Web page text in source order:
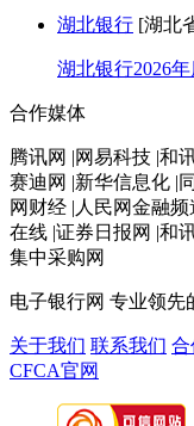
湖北银行 [湖北
湖北银行2026
合作媒体
腾讯网 |网易科技 |和
赛迪网 |新华信息化 |
网财经 |人民网金融
在线 |证券日报网 |和
集中采购网
电子银行网 专业领先
关于我们 联系我们 合
CFCA官网